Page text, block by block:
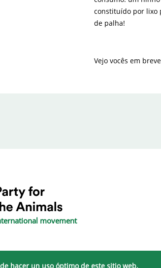
constituído por lixo
de palha!
Vejo vocês em
movement
hacer un uso óptimo de este sitio web.